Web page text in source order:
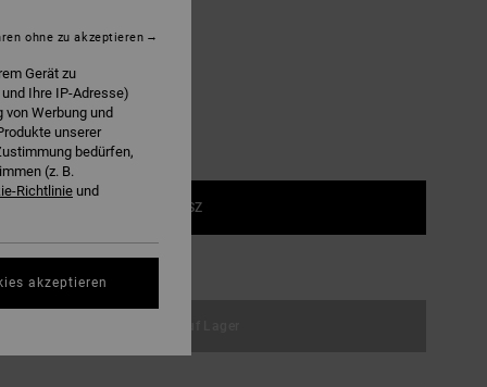
1SZ
ansehen
Gerät zu
Ihre IP-Adresse)
Werbung und
unserer
bedürfen,
(z. B.
Richtlinie und
ohne zu akzeptieren
akzeptieren